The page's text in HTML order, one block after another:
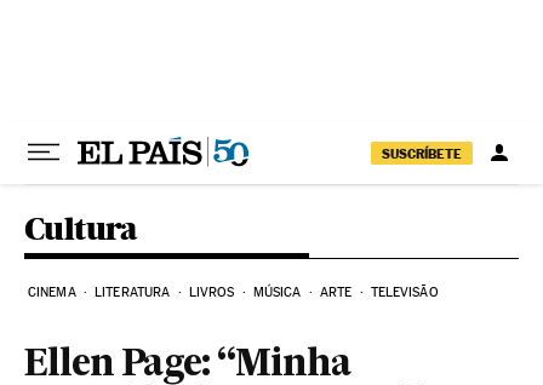
SUSCRÍBETE
Cultura
CINEMA LITERATURA LIVROS MÚSICA ARTE TELEVISÃO
Ellen Page: “Minha